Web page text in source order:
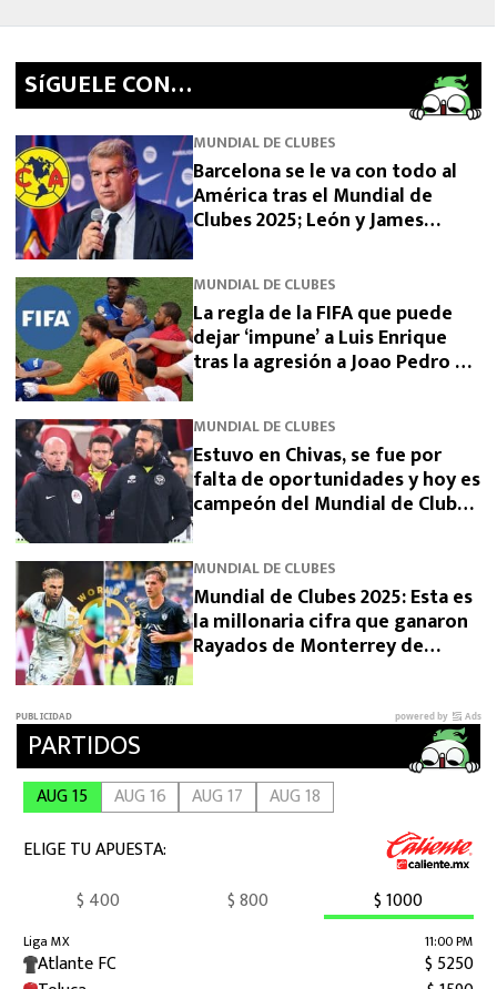
SíGUELE CON…
MUNDIAL DE CLUBES
Barcelona se le va con todo al
América tras el Mundial de
Clubes 2025; León y James
MUNDIAL DE CLUBES
La regla de la FIFA que puede
dejar ‘impune’ a Luis Enrique
tras la agresión a Joao Pedro en
MUNDIAL DE CLUBES
Estuvo en Chivas, se fue por
falta de oportunidades y hoy es
campeón del Mundial de Clubes
MUNDIAL DE CLUBES
Mundial de Clubes 2025: Esta es
la millonaria cifra que ganaron
Rayados de Monterrey de